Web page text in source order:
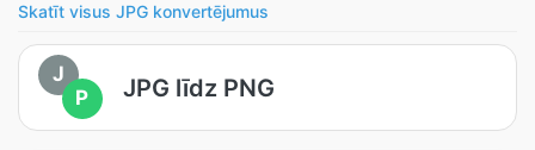
Skatīt visus JPG konvertējumus
J
P
JPG līdz PNG